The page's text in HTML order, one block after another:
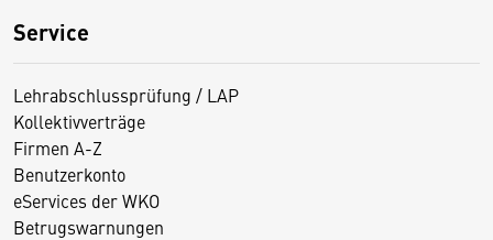
Service
Lehrabschlussprüfung / LAP
Kollektivverträge
Firmen A-Z
Benutzerkonto
eServices der WKO
Betrugswarnungen